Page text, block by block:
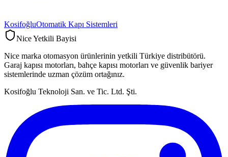
KosifoğluOtomatik Kapı Sistemleri
Nice Yetkili Bayisi
Nice marka otomasyon ürünlerinin yetkili Türkiye distribütörü.
Garaj kapısı motorları, bahçe kapısı motorları ve güvenlik bariyer
sistemlerinde uzman çözüm ortağınız.
Kosifoğlu Teknoloji San. ve Tic. Ltd. Şti.